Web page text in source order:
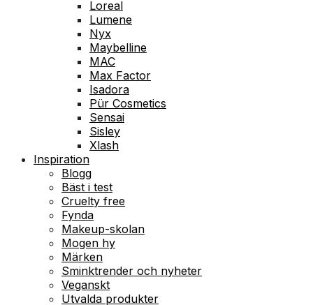
Loreal
Lumene
Nyx
Maybelline
MAC
Max Factor
Isadora
Pür Cosmetics
Sensai
Sisley
Xlash
Inspiration
Blogg
Bäst i test
Cruelty free
Fynda
Makeup-skolan
Mogen hy
Märken
Sminktrender och nyheter
Veganskt
Utvalda produkter